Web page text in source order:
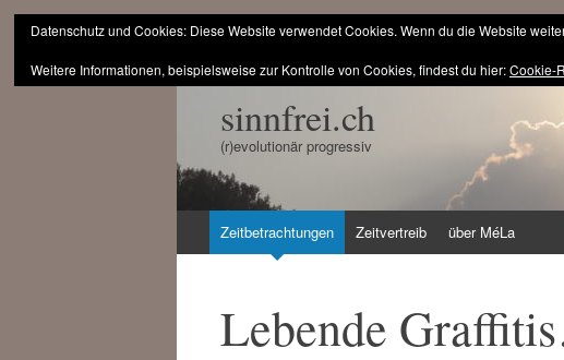
sinnfrei.ch
(r)evolutionär progressiv
Inhalt
Zeitbetrachtungen Zeitvertreib über MéLa
Lebende
Datenschutz und Cookies: Diese Website verwendet Cookies. Wenn du die Website
Weitere Informationen, beispielsweise zur Kontrolle von Cookies, findest du hier:Cookie-